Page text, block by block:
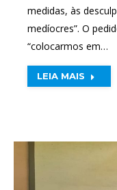
medidas, às
medíocres”. O
“colocarmos em…
LEIA MAIS